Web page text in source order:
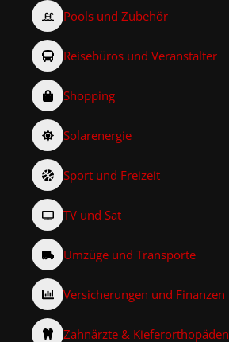
Pools und Zubehör
Reisebüros und Veranstalter
Shopping
Solarenergie
Sport und Freizeit
TV und Sat
Umzüge und Transporte
Versicherungen und Finanzen
Zahnärzte & Kieferorthopäden